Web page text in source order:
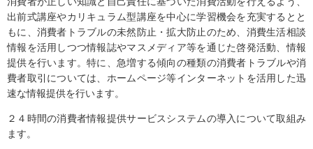
出前式講座やカリキュラム型講座を中心に学習機会を充実するとと
もに、消費者トラブルの未然防止・拡大防止のため、消費生活相談
情報を活用しつつ情報誌やマスメディア等を通じた啓発活動、情報
提供を行います。特に、急増する傾向の種類の消費者トラブルや消
費者取引については、ホームページ等インターネットを活用した迅
速な情報提供を行います。
２４時間の消費者情報提供サービスシステムの導入について取組み
ます。